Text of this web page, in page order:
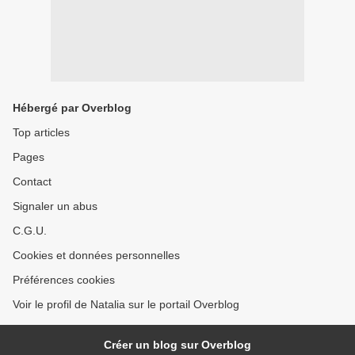
Hébergé par Overblog
Top articles
Pages
Contact
Signaler un abus
C.G.U.
Cookies et données personnelles
Préférences cookies
Voir le profil de Natalia sur le portail Overblog
Créer un blog sur Overblog